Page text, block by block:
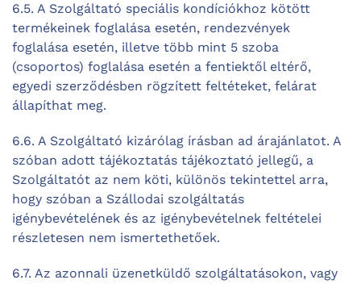
6.5. A Szolgáltató speciális kondíciókhoz kötött
termékeinek foglalása esetén, rendezvények
foglalása esetén, illetve több mint 5 szoba
(csoportos) foglalása esetén a fentiektől eltérő,
egyedi szerződésben rögzített feltéteket, felárat
állapíthat meg.
6.6. A Szolgáltató kizárólag írásban ad árajánlatot. A
szóban adott tájékoztatás tájékoztató jellegű, a
Szolgáltatót az nem köti, különös tekintettel arra,
hogy szóban a Szállodai szolgáltatás
igénybevételének és az igénybevételnek feltételei
részletesen nem ismertethetőek.
6.7. Az azonnali üzenetküldő szolgáltatásokon, vagy